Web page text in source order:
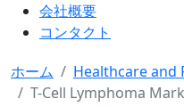
会社概要
コンタクト
ホーム
Healthcare and
T-Cell Lymphoma